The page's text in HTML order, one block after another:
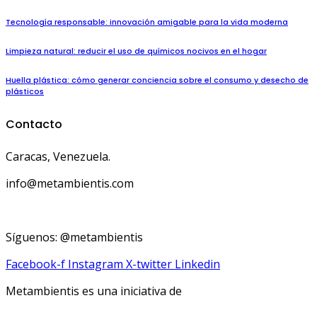
Tecnología responsable: innovación amigable para la vida moderna
Limpieza natural: reducir el uso de químicos nocivos en el hogar
Huella plástica: cómo generar conciencia sobre el consumo y desecho de
plásticos
Contacto
Caracas, Venezuela.
info@metambientis.com
Síguenos: @metambientis
Facebook-f Instagram X-twitter Linkedin
Metambientis es una iniciativa de